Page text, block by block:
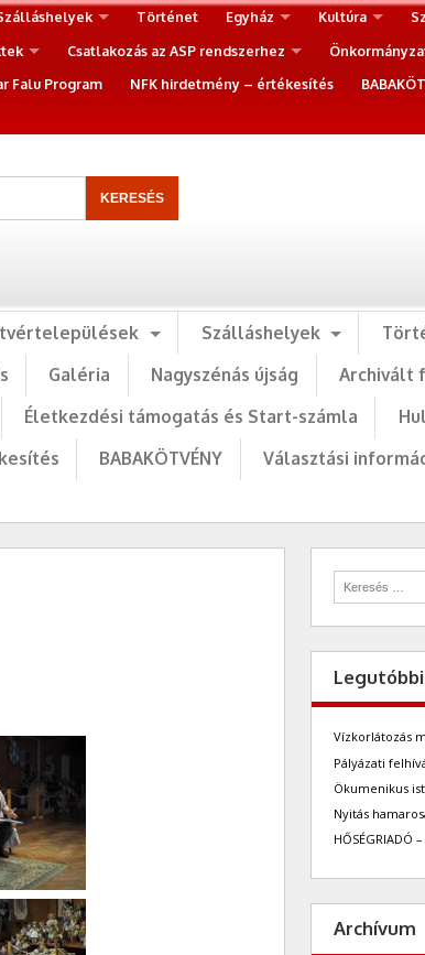
Történet Egyház Kultúra
Csatlakozás az ASP rendszerhez
Falu Program NFK hirdetmény – értékesítés
Szálláshelyek
Galéria Nagyszénás újság Archivált
Életkezdési támogatás és Start-számla
BABAKÖTVÉNY Választási
Vízkorlátozás
Pályázati
Ökumenikus
Nyitás
HŐSÉGRIADÓ
Archívum